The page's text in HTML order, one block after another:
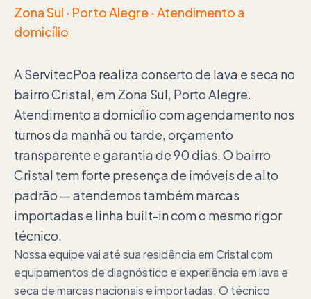
Zona Sul · Porto Alegre · Atendimento a
domicílio
A ServitecPoa realiza conserto de lava e seca no
bairro Cristal, em Zona Sul, Porto Alegre.
Atendimento a domicílio com agendamento nos
turnos da manhã ou tarde, orçamento
transparente e garantia de 90 dias. O bairro
Cristal tem forte presença de imóveis de alto
padrão — atendemos também marcas
importadas e linha built-in com o mesmo rigor
técnico.
Nossa equipe vai até sua residência em Cristal com
equipamentos de diagnóstico e experiência em lava e
seca de marcas nacionais e importadas. O técnico